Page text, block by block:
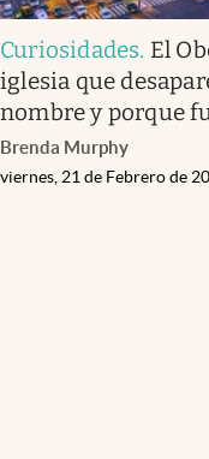
Curiosidades. El
iglesia que
nombre y porque
Brenda Murphy
viernes, 21 de Febrero de